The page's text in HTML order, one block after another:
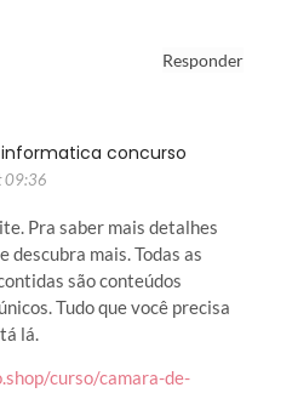
Responder
concurso
Pra saber mais detalhes
descubra mais. Todas as
são conteúdos
Tudo que você precisa
lá.
curso/camara-de-